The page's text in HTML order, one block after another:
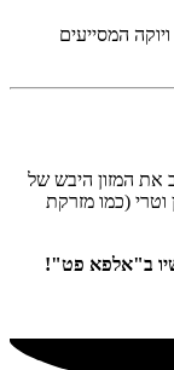
המסייעים
את המזון היבש של
וטרי (כמו מזרקת
ב"אלפא פט"!